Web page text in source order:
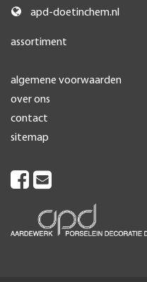
apd-doetinchem.nl
assortiment
algemene voorwaarden
over ons
contact
sitemap